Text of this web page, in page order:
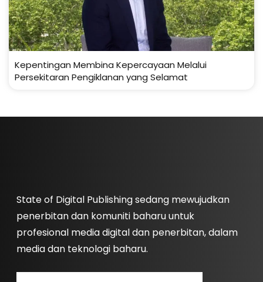
Kepentingan Membina Kepercayaan Melalui
Persekitaran Pengiklanan yang Selamat
State of Digital Publishing sedang mewujudkan
penerbitan dan komuniti baharu untuk
profesional media digital dan penerbitan, dalam
media dan teknologi baharu.